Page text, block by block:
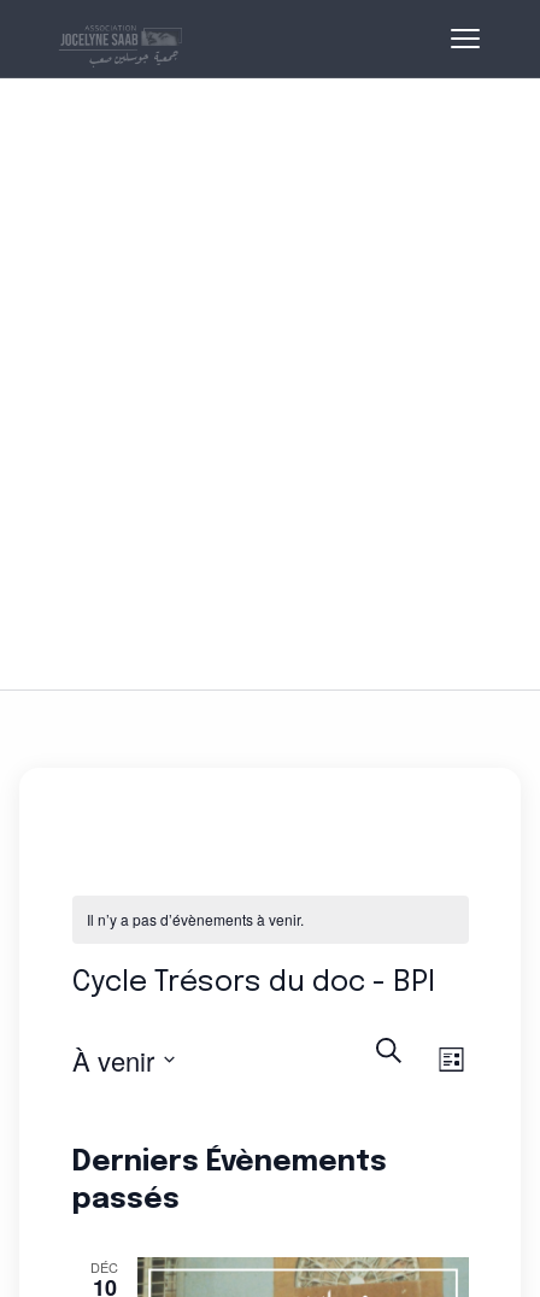
Il n’y a pas d’évènements à venir.
Cycle Trésors du doc - BPI
navigation
Recherche
Liste
À venir
date.
Derniers Évènements
passés
DÉC
10